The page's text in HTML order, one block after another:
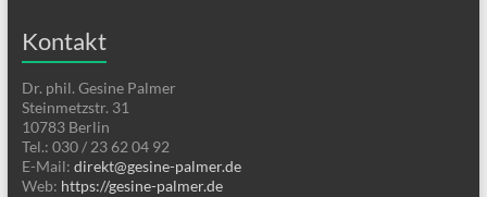
Kontakt
Dr. phil. Gesine Palmer
Steinmetzstr. 31
10783 Berlin
Tel.: 030 / 23 62 04 92
E-Mail: direkt@gesine-palmer.de
Web: https://gesine-palmer.de